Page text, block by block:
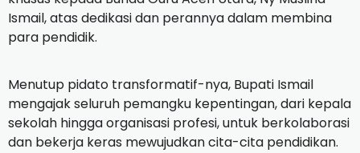
Ismail, atas dedikasi dan perannya dalam membina
para pendidik.
Menutup pidato transformatif-nya, Bupati Ismail
mengajak seluruh pemangku kepentingan, dari kepala
sekolah hingga organisasi profesi, untuk berkolaborasi
dan bekerja keras mewujudkan cita-cita pendidikan.